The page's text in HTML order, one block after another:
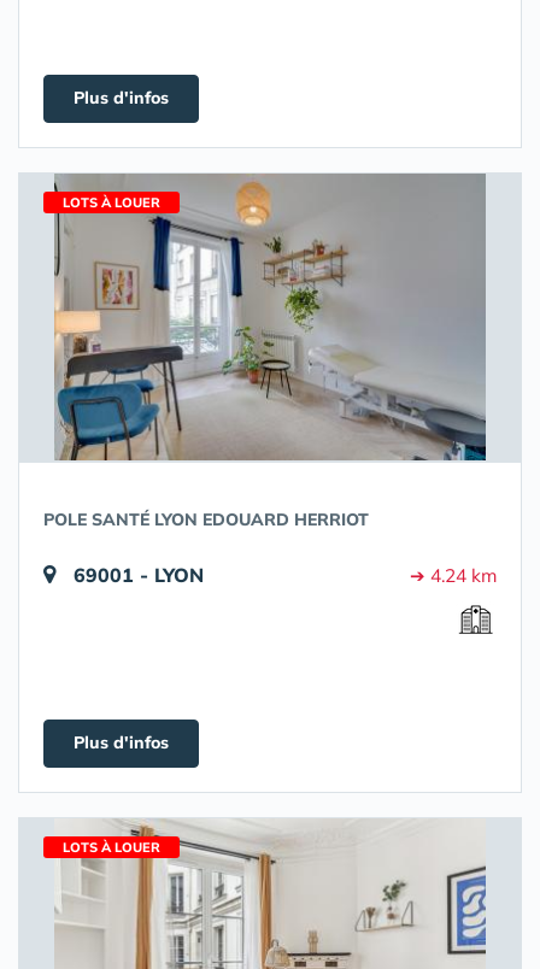
Plus d'infos
LOTS À LOUER
POLE SANTÉ LYON EDOUARD HERRIOT
69001 - LYON ➔ 4.24 km
Plus d'infos
LOTS À LOUER